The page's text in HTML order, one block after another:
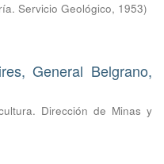
Servicio Geológico, 1953)
General Belgrano,
Dirección de Minas y